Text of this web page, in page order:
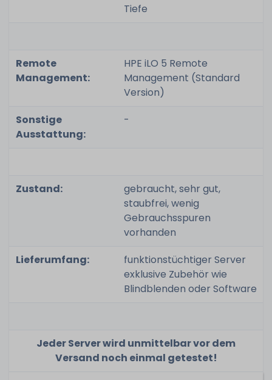
Tiefe
Remote
Management:
HPE iLO 5 Remote
Management (Standard
Version)
Sonstige
Ausstattung:
-
Zustand:
gebraucht, sehr gut,
staubfrei, wenig
Gebrauchsspuren
vorhanden
Lieferumfang:
funktionstüchtiger Server
exklusive Zubehör wie
Blindblenden oder Software
Jeder Server wird unmittelbar vor dem
Versand noch einmal getestet!